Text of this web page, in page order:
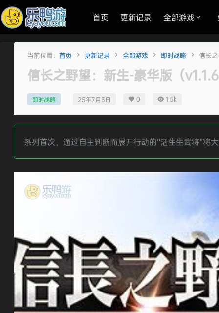
首页 更新记录 全部游戏
当前位置： 首页 更新记录 全部游戏 即时战略 信长
信长之野望：新生-豪华版（
即时战略 25年7月3日 0 1.5k
系列首次，通过自主判断而展开行动的“活生生武将”将